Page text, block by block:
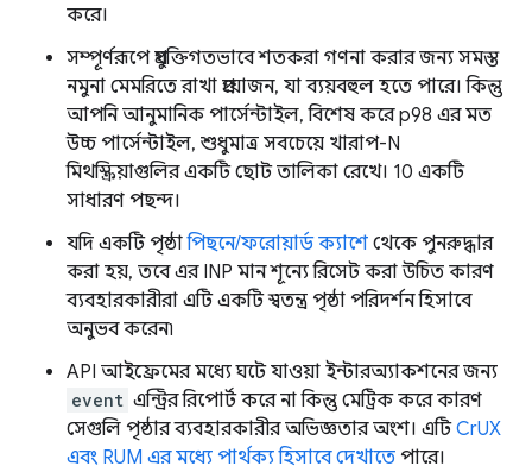
করে।
সম্পূর্ণরূপে প্রযুক্তিগতভাবে শতকরা গণনা করার জন্য সমস্ত
নমুনা মেমরিতে রাখা প্রয়োজন, যা ব্যয়বহুল হতে পারে। কিন্তু
আপনি আনুমানিক পার্সেন্টাইল, বিশেষ করে p98 এর মত
উচ্চ পার্সেন্টাইল, শুধুমাত্র সবচেয়ে খারাপ-N
মিথস্ক্রিয়াগুলির একটি ছোট তালিকা রেখে। 10 একটি
সাধারণ পছন্দ।
যদি একটি পৃষ্ঠাপিছনে/ফরোয়ার্ড ক্যাশে থেকে পুনরুদ্ধার
করা হয়, তবে এর INP মান শূন্যে রিসেট করা উচিত কারণ
ব্যবহারকারীরা এটি একটি স্বতন্ত্র পৃষ্ঠা পরিদর্শন হিসাবে
অনুভব করেন৷
API আইফ্রেমের মধ্যে ঘটে যাওয়া ইন্টারঅ্যাকশনের জন্য
event এন্ট্রির রিপোর্ট করে না কিন্তু মেট্রিক করে কারণ
সেগুলি পৃষ্ঠার ব্যবহারকারীর অভিজ্ঞতার অংশ। এটিCrUX
এবং RUM এর মধ্যে পার্থক্য হিসাবে দেখাতে পারে।